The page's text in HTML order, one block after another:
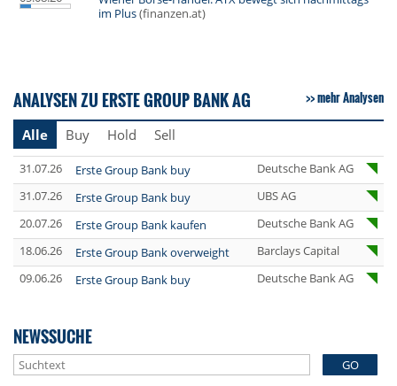
im Plus(finanzen.at)
ANALYSEN ZU ERSTE GROUP BANK AG mehr Analysen
Alle Buy Hold Sell
31.07.26 Erste Group Bank buy
Deutsche Bank AG
31.07.26
Erste Group Bank buy
UBS AG
20.07.26
Erste Group Bank kaufen
Deutsche Bank AG
18.06.26
Erste Group Bank overweight
Barclays Capital
09.06.26
Erste Group Bank buy Deutsche Bank AG
NEWSSUCHE
GO